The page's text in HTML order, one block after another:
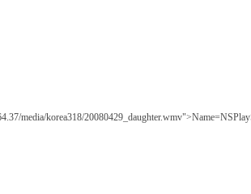
media/korea318/